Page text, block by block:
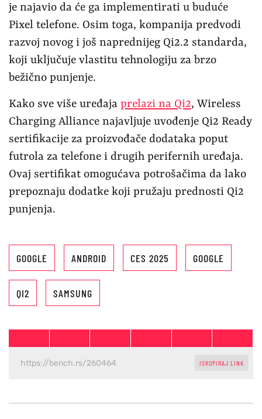
je najavio da će ga implementirati u buduće
Pixel telefone. Osim toga, kompanija predvodi
razvoj novog i još naprednijeg Qi2.2 standarda,
koji uključuje vlastitu tehnologiju za brzo
bežično punjenje.
Kako sve više uređaja prelazi na Qi2, Wireless
Charging Alliance najavljuje uvođenje Qi2 Ready
sertifikacije za proizvođače dodataka poput
futrola za telefone i drugih perifernih uređaja.
Ovaj sertifikat omogućava potrošačima da lako
prepoznaju dodatke koji pružaju prednosti Qi2
punjenja.
GOOGLE ANDROID CES 2025 GOOGLE
QI2 SAMSUNG
ISKOPIRAJ LINK